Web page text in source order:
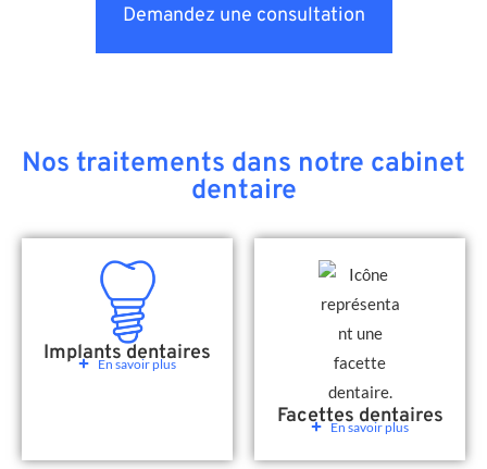
Demandez une consultation
Nos traitements dans notre cabinet
dentaire
Implants dentaires
En savoir plus
Facettes dentaires
En savoir plus